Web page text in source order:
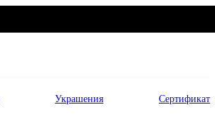
Украшения Сертификат